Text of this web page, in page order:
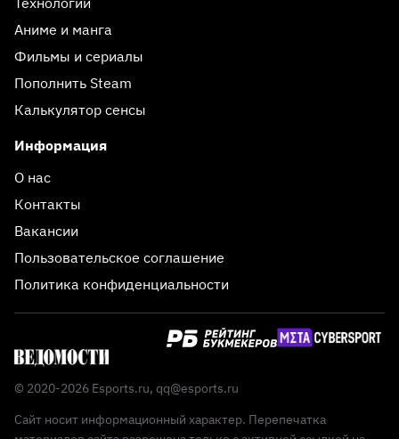
Аниме и манга
Фильмы и сериалы
Пополнить Steam
Калькулятор сенсы
Информация
О нас
Контакты
Вакансии
Пользовательское соглашение
Политика конфиденциальности
© 2020-2026 Esports.ru, qq@esports.ru
Сайт носит информационный характер. Перепечатка